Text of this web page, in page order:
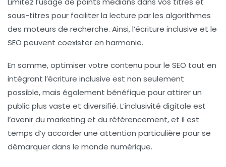
sous-titres pour faciliter la lecture par les algorithmes
des moteurs de recherche. Ainsi, l’écriture inclusive et le
SEO peuvent coexister en harmonie.
En somme, optimiser votre contenu pour le SEO tout en
intégrant l’écriture inclusive est non seulement
possible, mais également bénéfique pour attirer un
public plus vaste et diversifié. L’inclusivité digitale est
l’avenir du marketing et du référencement, et il est
temps d’y accorder une attention particulière pour se
démarquer dans le monde numérique.